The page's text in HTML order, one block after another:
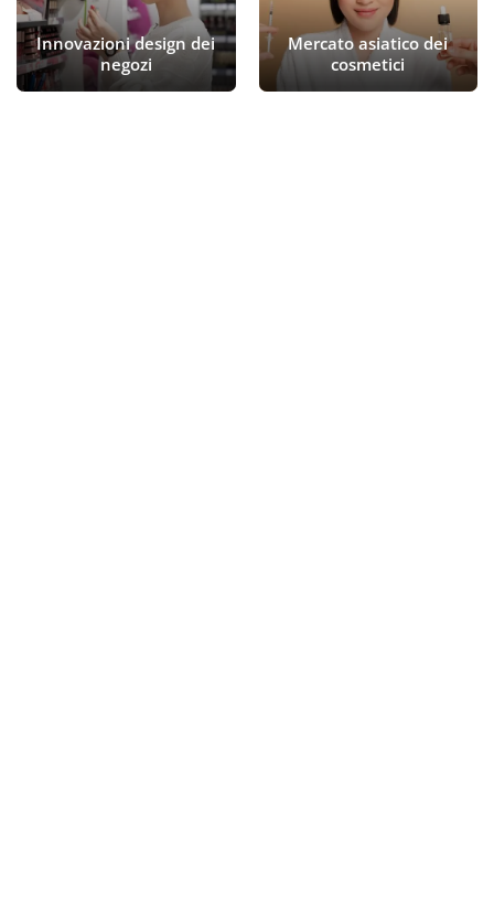
Innovazioni design dei
negozi
Mercato asiatico dei
cosmetici